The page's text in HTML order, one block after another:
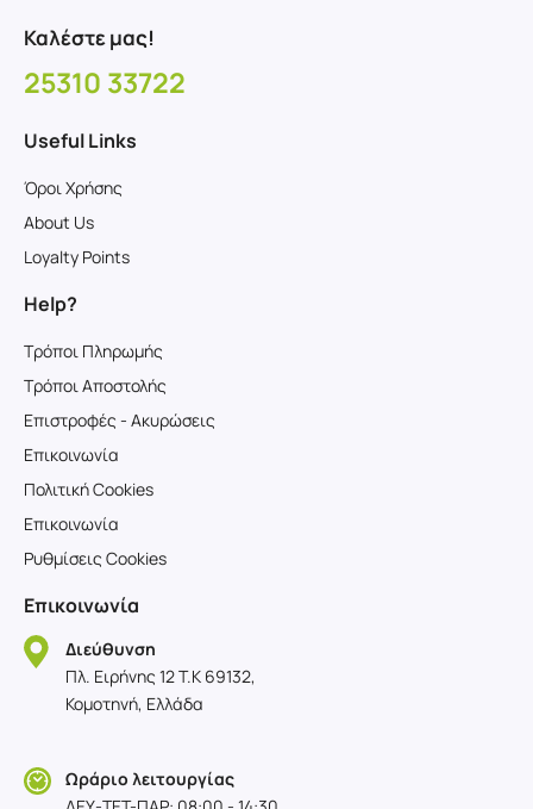
Καλέστε μας!
25310 33722
Useful Links
Όροι Χρήσης
About Us
Loyalty Points
Help?
Τρόποι Πληρωμής
Τρόποι Αποστολής
Επιστροφές - Ακυρώσεις
Επικοινωνία
Πολιτική Cookies
Επικοινωνία
Ρυθμίσεις Cookies
Επικοινωνία
Διεύθυνση
Πλ. Ειρήνης 12 T.K 69132,
Κομοτηνή, Ελλάδα
Ωράριο λειτουργίας